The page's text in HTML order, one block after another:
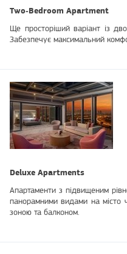
Two‑Bedroom Apartment
Ще просторіший варіант із
Забезпечує максимальний
Deluxe Apartments
Апартаменти з підвищеним
панорамними видами на місто
зоною та балконом.